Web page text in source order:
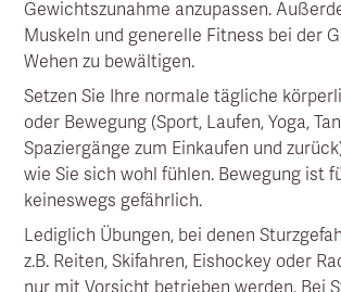
Gewichtszunahme anzupassen.
Muskeln und generelle Fitness bei der
Wehen zu bewältigen.
Setzen Sie Ihre normale tägliche
oder Bewegung (Sport, Laufen, Yoga,
Spaziergänge zum Einkaufen und
wie Sie sich wohl fühlen. Bewegung ist
keineswegs gefährlich.
Lediglich Übungen, bei denen
z.B. Reiten, Skifahren, Eishockey oder
nur mit Vorsicht betrieben werden. Bei